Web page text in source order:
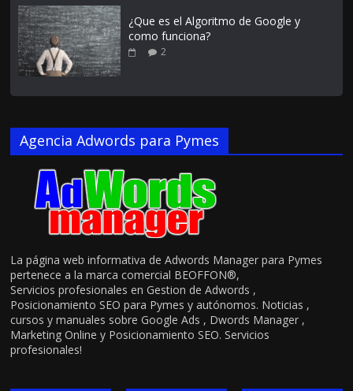
¿Que es el Algoritmo de Google y
como funciona?
2
Agencia Adwords para Pymes
La página web informativa de Adwords Manager para Pymes
pertenece a la marca comercial BEOFFON®,
Servicios profesionales en Gestion de Adwords ,
Posicionamiento SEO para Pymes y autónomos. Noticias ,
cursos y manuales sobre Google Ads , Dwords Manager ,
Marketing Online y Posicionamiento SEO. Servicios
profesionales!